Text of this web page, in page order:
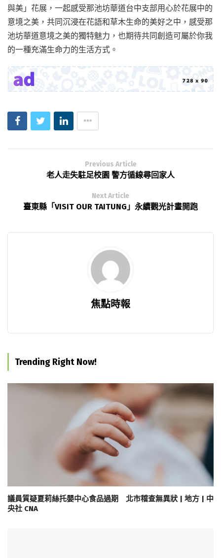
與美」花展，一起感受那池坊華道台中支部用心於花展中的
意境之美，共同沉浸在花語和草木生命的美好之中，感受那
池坊華道意境之美的獨特魅力，也期待共同創造可屬於你我
的一種充滿生命力的生活方式。
Previous Article
老人走失駐足校園 警方循線尋回家人
Next Article
臺東縣「VISIT OUR TAITUNG」永續觀光計畫開跑
焦點時報
Trending Right Now!
議員質疑夏莉絲托嬰中心食品過期 北市稽查無異狀 | 地方 | 中
央社 CNA